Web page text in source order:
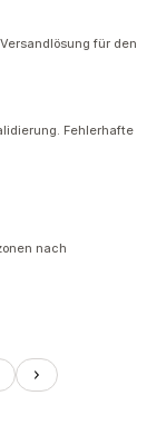
für den
Fehlerhafte
nach